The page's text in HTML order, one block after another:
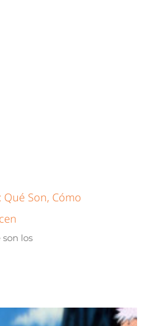
Qué Son, Cómo
los